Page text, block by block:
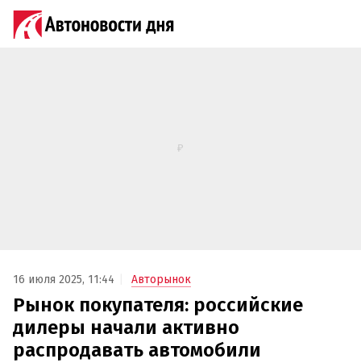
16 июля 2025, 11:44 Авторынок
Рынок покупателя: российские
дилеры начали активно
распродавать автомобили